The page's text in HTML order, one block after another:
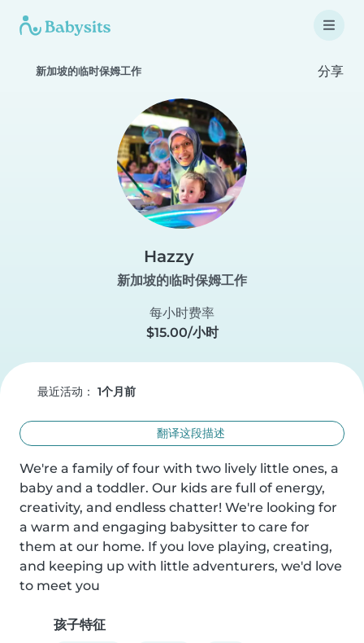
新加坡的临时保姆工作 分享
Hazzy
新加坡的临时保姆工作
每小时费率
$15.00/小时
最近活动： 1个月前
翻译这段描述
We're a family of four with two lively little ones, a
baby and a toddler. Our kids are full of energy,
creativity, and endless chatter! We're looking for
a warm and engaging babysitter to care for
them at our home. If you love playing, creating,
and keeping up with little adventurers, we'd love
to meet you
孩子特征